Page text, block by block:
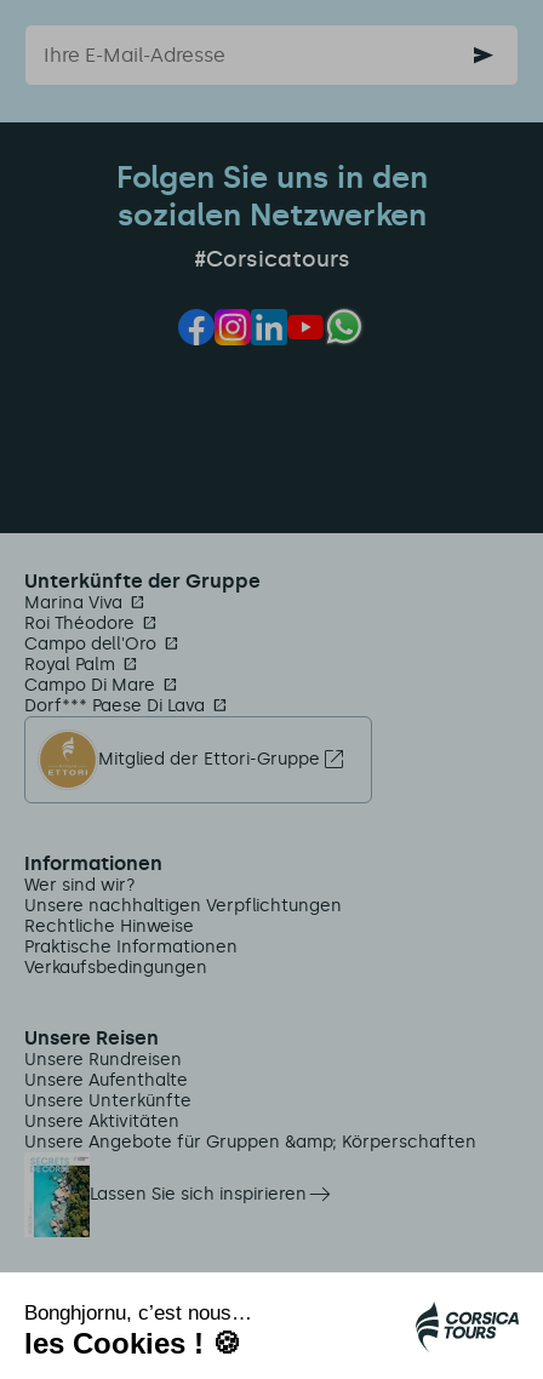
Email
Folgen Sie uns in den
sozialen Netzwerken
#Corsicatours
Unterkünfte der Gruppe
Marina Viva
Roi Théodore
Campo dell'Oro
Royal Palm
Campo Di Mare
Dorf*** Paese Di Lava
Mitglied der Ettori-Gruppe
Informationen
Wer sind wir?
Unsere nachhaltigen Verpflichtungen
Rechtliche Hinweise
Praktische Informationen
Verkaufsbedingungen
Unsere Reisen
Unsere Rundreisen
Unsere Aufenthalte
Unsere Unterkünfte
Unsere Aktivitäten
Unsere Angebote für Gruppen &amp; Körperschaften
Lassen Sie sich inspirieren
Citadina Shuttles
Quallenalarm
Autocars rapides bleus